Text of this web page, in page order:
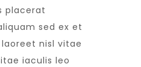
placerat
sed ex et
nisl vitae
iaculis leo